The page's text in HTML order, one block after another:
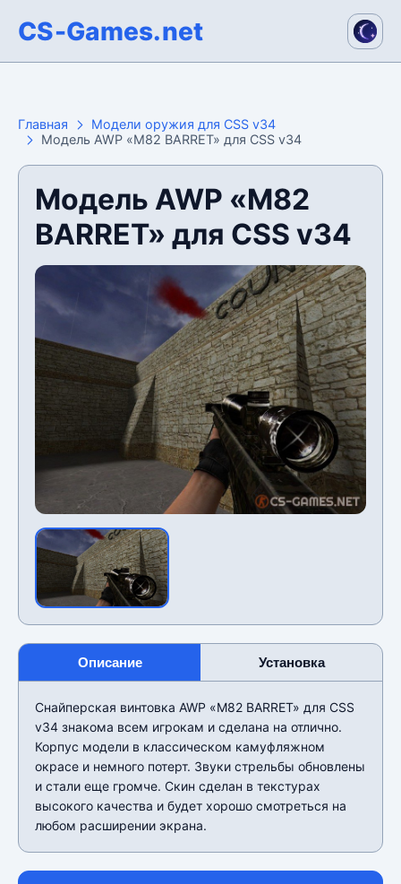
CS-Games.net
Главная
Модели оружия для CSS v34
Модель AWP «M82 BARRET» для CSS v34
Модель AWP «M82
BARRET» для CSS v34
Описание Установка
Снайперская винтовка AWP «M82 BARRET» для CSS
v34 знакома всем игрокам и сделана на отлично.
Корпус модели в классическом камуфляжном
окрасе и немного потерт. Звуки стрельбы обновлены
и стали еще громче. Скин сделан в текстурах
высокого качества и будет хорошо смотреться на
любом расширении экрана.